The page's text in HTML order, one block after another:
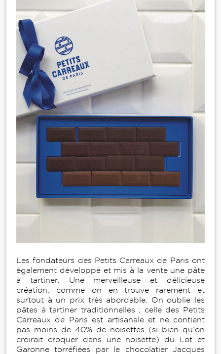
Les fondateurs des Petits Carreaux de Paris ont
également développé et mis à la vente une pâte
à tartiner. Une merveilleuse et délicieuse
création, comme on en trouve rarement et
surtout à un prix très abordable. On oublie les
pâtes à tartiner traditionnelles ; celle des Petits
Carreaux de Paris est artisanale et ne contient
pas moins de 40% de noisettes (si bien qu’on
croirait croquer dans une noisette) du Lot et
Garonne torréfiées par le chocolatier Jacques